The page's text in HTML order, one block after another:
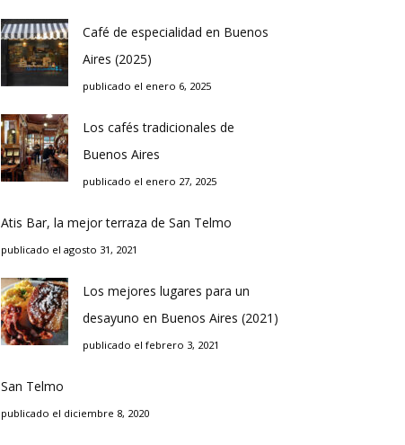
Café de especialidad en Buenos
Aires (2025)
publicado el enero 6, 2025
Los cafés tradicionales de
Buenos Aires
publicado el enero 27, 2025
Atis Bar, la mejor terraza de San Telmo
publicado el agosto 31, 2021
Los mejores lugares para un
desayuno en Buenos Aires (2021)
publicado el febrero 3, 2021
San Telmo
publicado el diciembre 8, 2020